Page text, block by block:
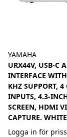
YAMAHA
URX44V, USB-C
INTERFACE
KHZ SUPPORT, 4
INPUTS, 4.3-
SCREEN, HDMI
CAPTURE.
Logga in för